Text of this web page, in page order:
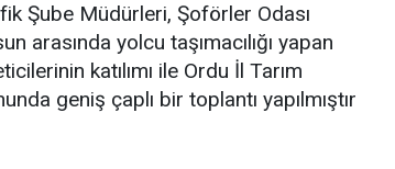
Şube Müdürleri, Şoförler Odası
arasında yolcu taşımacılığı yapan
katılımı ile Ordu İl Tarım
geniş çaplı bir toplantı yapılmıştır